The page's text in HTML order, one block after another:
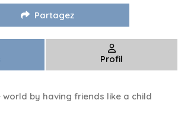
Partagez
Profil
world by having friends like a child